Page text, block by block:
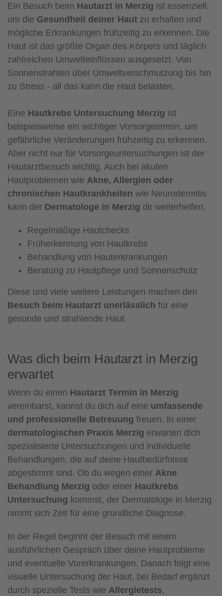
Ein Besuch beim Hautarzt in Merzig ist essenziell,
um die Gesundheit deiner Haut zu erhalten und
mögliche Erkrankungen frühzeitig zu erkennen. Die
Haut ist das größte Organ des Körpers und täglich
zahlreichen Umwelteinflüssen ausgesetzt. Von
Sonnenstrahlen über Umweltverschmutzung bis hin
zu Stress - all das kann die Haut belasten.
Eine Hautkrebs Untersuchung Merzig ist
beispielsweise ein wichtiger Vorsorgetermin, um
gefährliche Veränderungen frühzeitig zu erkennen.
Aber nicht nur für Vorsorgeuntersuchungen ist der
Hautarztbesuch wichtig. Auch bei akuten
Hautproblemen wie Akne, Allergien oder
chronischen Hautkrankheiten wie Neurodermitis
kann der Dermatologe in Merzig dir weiterhelfen.
Regelmäßige Hautchecks
Früherkennung von Hautkrebs
Behandlung von Hauterkrankungen
Beratung zu Hautpflege und Sonnenschutz
Diese und viele weitere Leistungen machen den
Besuch beim Hautarzt unerlässlich für eine
gesunde und strahlende Haut.
Was dich beim Hautarzt in Merzig
erwartet
Wenn du einen Hautarzt Termin in Merzig
vereinbarst, kannst du dich auf eine umfassende
und professionelle Betreuung freuen. In einer
dermatologischen Praxis Merzig erwarten dich
spezialisierte Untersuchungen und individuelle
Behandlungen, die auf deine Hautbedürfnisse
abgestimmt sind. Ob du wegen einer Akne
Behandlung Merzig oder einer Hautkrebs
Untersuchung kommst, der Dermatologe in Merzig
nimmt sich Zeit für eine gründliche Diagnose.
In der Regel beginnt der Besuch mit einem
ausführlichen Gespräch über deine Hautprobleme
und eventuelle Vorerkrankungen. Danach folgt eine
visuelle Untersuchung der Haut, bei Bedarf ergänzt
durch spezielle Tests wie Allergietests,